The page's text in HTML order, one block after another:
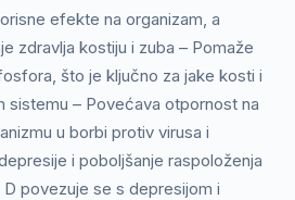
efekte na organizam, a
zdravlja kostiju i zuba – Pomaže
što je ključno za jake kosti i
sistemu – Povećava otpornost na
u borbi protiv virusa i
i poboljšanje raspoloženja
povezuje se s depresijom i